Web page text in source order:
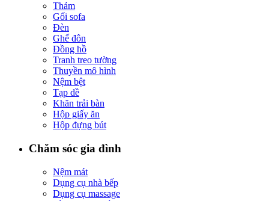
Thảm
Gối sofa
Đèn
Ghế đôn
Đồng hồ
Tranh treo tường
Thuyền mô hình
Nệm bệt
Tạp dề
Khăn trải bàn
Hộp giấy ăn
Hộp đựng bút
Chăm sóc gia đình
Nệm mát
Dụng cụ nhà bếp
Dụng cụ massage